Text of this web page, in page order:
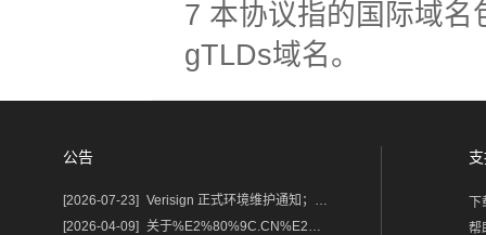
7 本协议指的国际域
gTLDs域名。
公告
[2026-07-23] Verisign 正式环境维护通知；含域名.com/.net
[2026-04-09] 关于%E2%80%9C.CN%E2%80%9D%E2%80%9C.中国%E2%80%9D域名保护锁及隐私服务调整的通知
帮